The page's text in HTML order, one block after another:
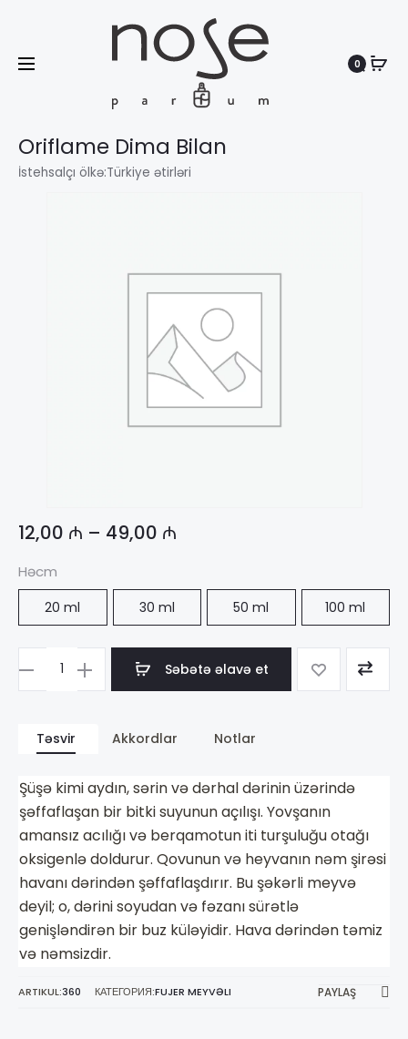
Search
0
Oriflame Dima Bilan
İstehsalçı ölkə:Türkiye ətirləri
12,00 ₼ – 49,00 ₼
Həcm
20 ml 30 ml 50 ml 100 ml
Oriflame
Dima
Bilan
Səbətə əlavə et
Təsvir Akkordlar Notlar
Şüşə kimi aydın, sərin və dərhal dərinin üzərində
şəffaflaşan bir bitki suyunun açılışı. Yovşanın
amansız acılığı və berqamotun iti turşuluğu otağı
oksigenlə doldurur. Qovunun və heyvanın nəm şirəsi
havanı dərindən şəffaflaşdırır. Bu şəkərli meyvə
deyil; o, dərini soyudan və fəzanı sürətlə
genişləndirən bir buz küləyidir. Hava dərindən təmiz
və nəmsizdir.
ARTIKUL:360 КАТЕГОРИЯ:FUJER MEYVƏLI PAYLAŞ